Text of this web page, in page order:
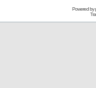
Powered by